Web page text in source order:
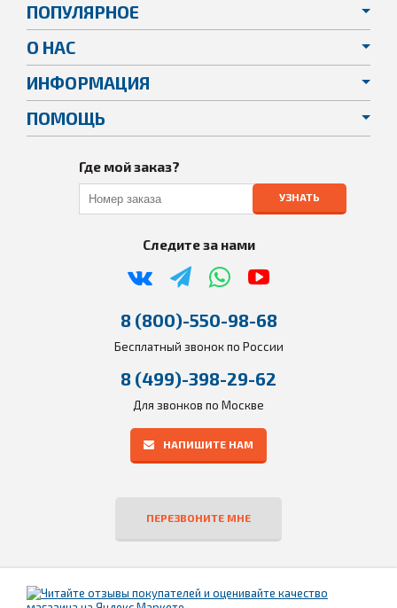
ПОПУЛЯРНОЕ
О НАС
ИНФОРМАЦИЯ
ПОМОЩЬ
Где мой заказ?
УЗНАТЬ
Следите за нами
8 (800)-550-98-68
Бесплатный звонок по России
8 (499)-398-29-62
Для звонков по Москве
НАПИШИТЕ НАМ
ПЕРЕЗВОНИТЕ МНЕ